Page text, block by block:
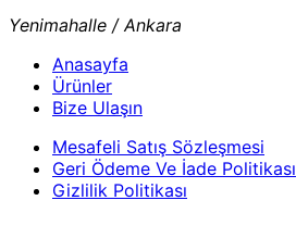
Yenimahalle / Ankara
Anasayfa
Ürünler
Bize Ulaşın
Mesafeli Satış Sözleşmesi
Geri Ödeme Ve İade Politikası
Gizlilik Politikası